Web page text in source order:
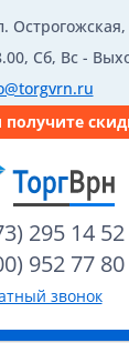
Сб, Вс -
295 14 52
952 77 80
звонок